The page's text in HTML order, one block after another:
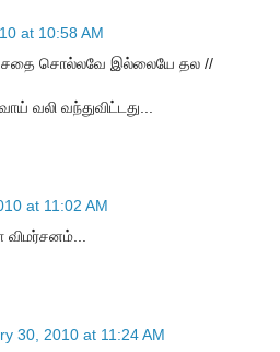
at 10:58 AM
சொல்லவே இல்லையே தல //
வாய் வலி வந்துவிட்டது...
at 11:02 AM
30, 2010 at 11:24 AM